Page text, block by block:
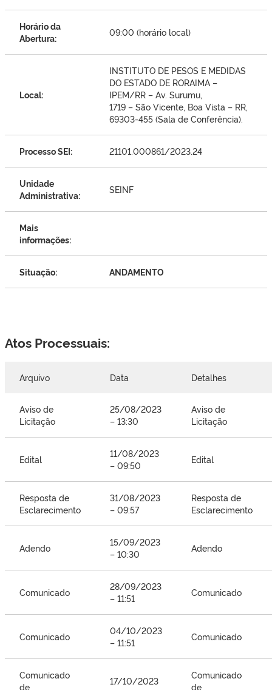
Horário da
Abertura:
09:00 (horário local)
Local:
INSTITUTO DE PESOS E MEDIDAS
DO ESTADO DE RORAIMA –
IPEM/RR – Av. Surumu,
1719 – São Vicente, Boa Vista – RR,
69303-455 (Sala de Conferência).
Processo SEI: 21101.000861/2023.24
Unidade
Administrativa:
SEINF
Mais
informações:
Situação: ANDAMENTO
Atos Processuais:
Arquivo Data Detalhes
Aviso de
Licitação
25/08/2023
– 13:30
Aviso de
Licitação
Edital
11/08/2023
– 09:50
Edital
Resposta de
Esclarecimento
31/08/2023
– 09:57
Resposta de
Esclarecimento
Adendo
15/09/2023
– 10:30
Adendo
Comunicado
28/09/2023
– 11:51
Comunicado
Comunicado
04/10/2023
– 11:51
Comunicado
Comunicado
de
17/10/2023
Comunicado
de